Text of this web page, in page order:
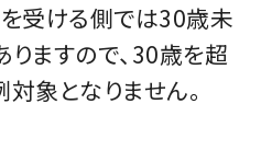
受ける側では30歳未
ますので、30歳を超
象となりません。